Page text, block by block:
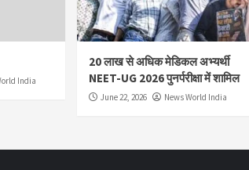
India
20 लाख से अधिक मेडिकल अभ्यर्थी
NEET-UG 2026 पुनर्परीक्षा में शामिल
June 22, 2026 News World India